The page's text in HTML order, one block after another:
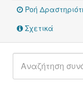
Σχετικά
Ροή
Σχετικά